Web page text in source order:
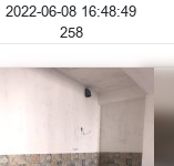
2022-06-08 16:48:49
258